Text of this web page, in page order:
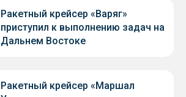
Ракетный крейсер «Варяг»
приступил к выполнению задач на
Дальнем Востоке
Ракетный крейсер «Маршал